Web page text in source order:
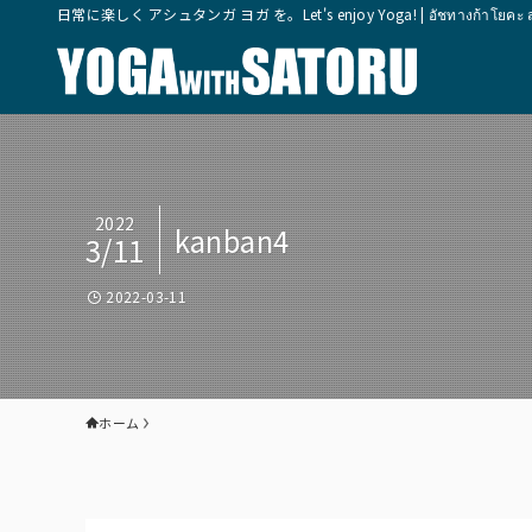
日常に楽しく アシュタンガ ヨガ を。Let's enjoy Yoga! | อัชทางก้าโย
kanban4
2022
3/11
2022-03-11
ホーム